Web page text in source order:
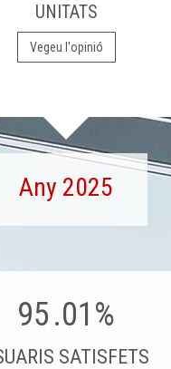
UNITATS
Vegeu l'opinió
Any 2025
95.01%
SATISFETS